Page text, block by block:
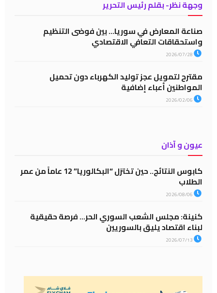
وجهة نظر- بقلم رئيس التحرير
صناعة المعارض في سوريا… بين فوضى التنظيم
واستحقاقات التعافي الاقتصادي
مقترح لتمويل عجز توليد الكهرباء دون تحميل
المواطنين أعباء إضافية
عيون و آذان
كابوس النتائج.. حين تختزل “البكالوريا” 12 عاماً من عمر
الطلاب
كنينة: مجلس الشعب السوري الحر… فرصة حقيقية
لبناء اقتصاد يليق بالسوريين